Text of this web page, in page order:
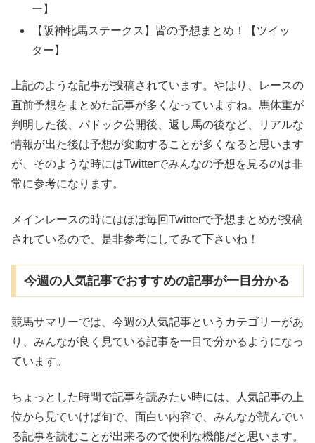
ー】
【阪神牝馬ステークス】皆の予想まとめ！【ツイッ
ター】
上記のような記事が投稿されています。やはり、レースの
直前予想をまとめた記事が多くなっていますね。馬体重が
判明した後、パドック公開後、返し馬の後など、リアルな
情報が出た後は予想が変動することが多くなると思います
が、そのような時にはTwitterでみんなの予想を見るのは非
常に参考になります。
メインレースの時にはほぼ毎回Twitterで予想まとめが投稿
されているので、是非参考にしてみて下さいね！
今週の人気記事でおすすめの記事が一目分かる
競馬サマリーでは、今週の人気記事というカテゴリーがあ
り、みんなが良く見ている記事を一目で分かるようになっ
ています。
ちょっとした時間で記事を読みたい時には、人気記事の上
位から見ていけば旬で、面白い内容で、みんなが読んでい
る記事を読むことが出来るので便利な機能だと思います。